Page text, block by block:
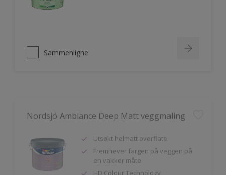
Utsøkt helmatt overflate
en vakker måte
HD Colour Technology